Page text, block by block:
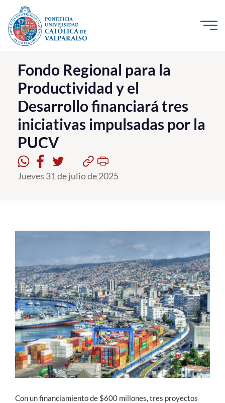
Click acá para ir directamente al contenido
La Universidad
Investigación, Creación e Innovación
PUCV Internacional
Vinculación con el Medio
Admisión
Pregrado
Académicos
Funcionarios
Alumni
English
Fondo Regional para la
Productividad y el
Desarrollo financiará tres
iniciativas impulsadas por la
PUCV
Jueves 31 de julio de 2025
Con un financiamiento de $600 millones, tres proyectos